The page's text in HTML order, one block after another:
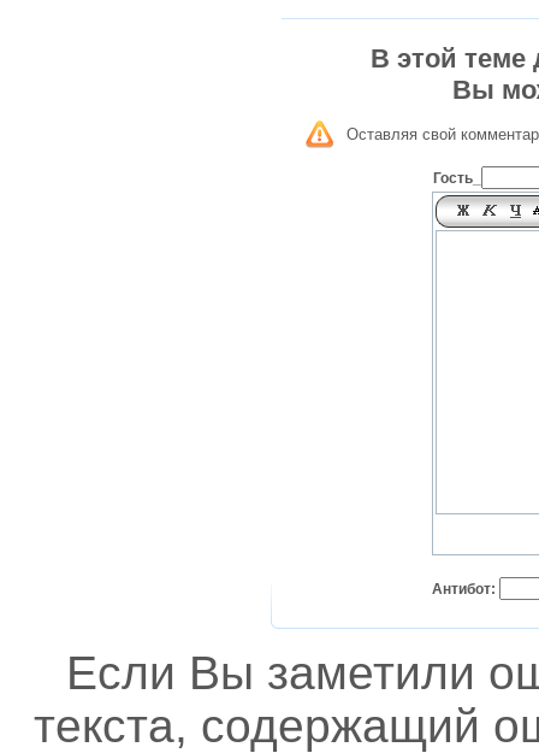
В этой теме
Вы
Оставляя свой
Гость_
Антибот:
Если Вы заметили
текста, содержащий